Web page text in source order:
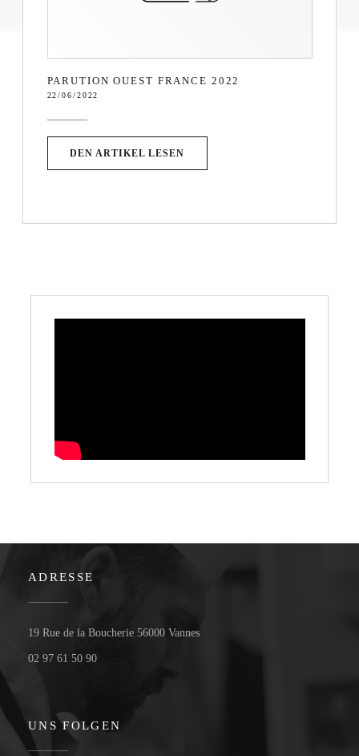
PARUTION OUEST FRANCE 2022
22/06/2022
DEN ARTIKEL LESEN
ADRESSE
19 Rue de la Boucherie 56000 Vannes((öffnet ein neues Fenster))
02 97 61 50 90
UNS FOLGEN